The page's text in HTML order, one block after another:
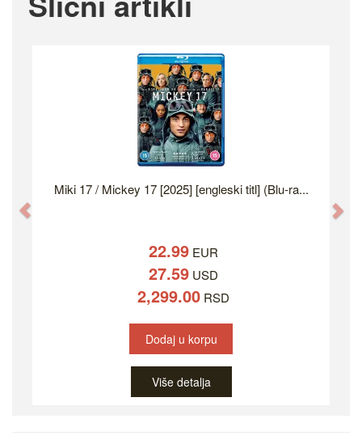
Miki 17 / Mickey 17 [2025] [engleski titl] (Blu-ra...
22.99EUR
27.59USD
2,299.00RSD
Dodaj u korpu
Više detalja